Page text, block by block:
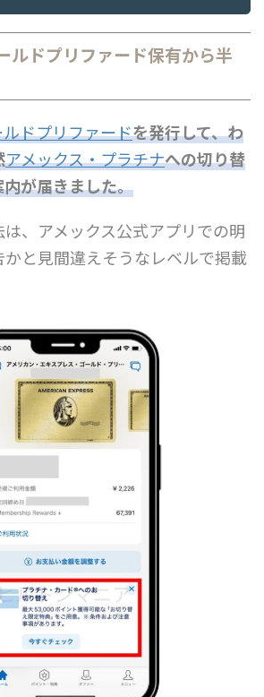
ルドプリファード保有から半
ドプリファードを発行して、わ
アメックス・プラチナへの切り替
が届きました。
、アメックス公式アプリでの明
と見間違えそうなレベルで掲載